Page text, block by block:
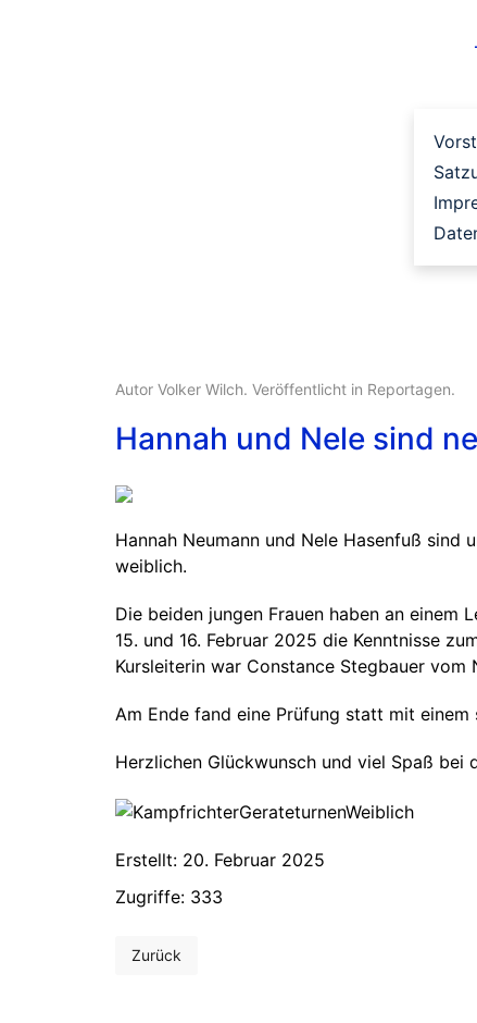
Autor Volker Wilch. Veröffentlicht in Reportagen.
Hannah und Nele sind
Hannah Neumann und Nele Hasenfuß sind
weiblich.
Die beiden jungen Frauen haben an einem
15. und 16. Februar 2025 die Kenntnisse
Kursleiterin war Constance Stegbauer vom
Am Ende fand eine Prüfung statt mit
Herzlichen Glückwunsch und viel Spaß bei
Erstellt: 20. Februar 2025
Zugriffe: 333
Vorheriger Beitrag: Schönes Winterwochenende
Zurück